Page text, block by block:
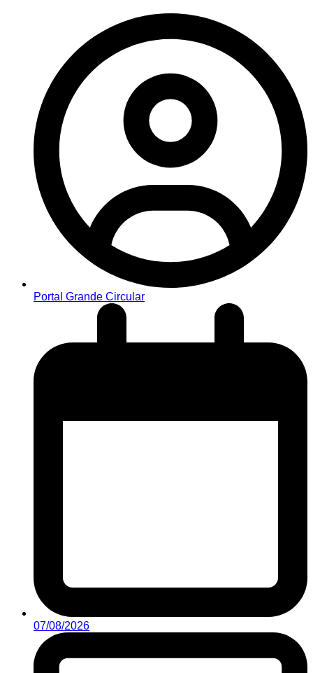
Portal Grande Circular
07/08/2026